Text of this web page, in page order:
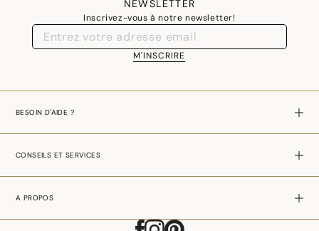
NEWSLETTER
Inscrivez-vous à notre newsletter!
M'INSCRIRE
BESOIN D'AIDE ?
CONSEILS ET SERVICES
A PROPOS